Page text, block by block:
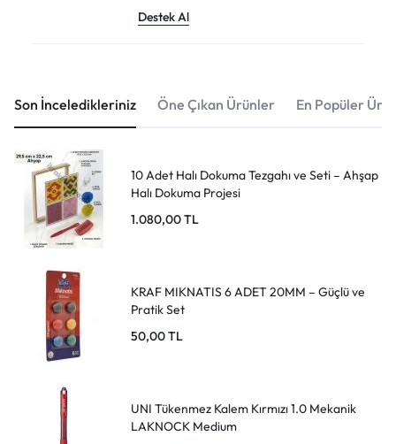
Destek Al
Son İnceledikleriniz Öne Çıkan Ürünler En Popüler
10 Adet Halı Dokuma Tezgahı ve Seti – Ahşap
Halı Dokuma Projesi
1.080,00TL
KRAF MIKNATIS 6 ADET 20MM – Güçlü ve
Pratik Set
50,00TL
UNI Tükenmez Kalem Kırmızı 1.0 Mekanik
LAKNOCK Medium